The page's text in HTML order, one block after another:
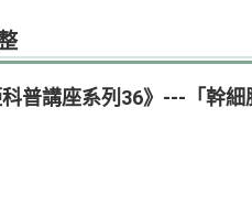
科普講座系列36》---「幹